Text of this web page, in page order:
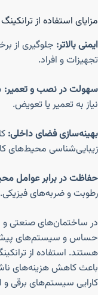
مزایای استفاده از ترانکینگ
ایمنی بالاتر: جلوگیری از
تجهیزات و افراد.
سهولت در نصب و تعمیر:
نیاز به تعمیر یا تعویض.
بهینه‌سازی فضای داخلی:
زیبایی‌شناسی محیط‌های
حفاظت در برابر عوامل
رطوبت و ضربه‌های فیزیکی.
در ساختمان‌های صنعتی و
حساس و سیستم‌های
هستند. استفاده از
باعث کاهش هزینه‌های
کارایی سیستم‌های برقی و